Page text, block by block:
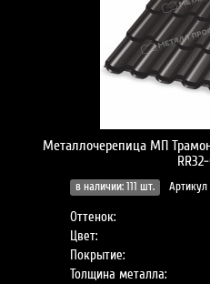
Металлочерепица МП
в наличии: 111 шт. Артикул
Оттенок:
Цвет:
Покрытие:
Толщина металла: